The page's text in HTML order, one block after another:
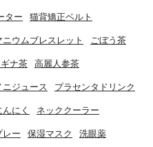
ター 猫背矯正ベルト
ニウムブレスレット ごぼう茶
ナ茶 高麗人参茶
ニジュース プラセンタドリンク
にく ネッククーラー
レー 保湿マスク 洗眼薬